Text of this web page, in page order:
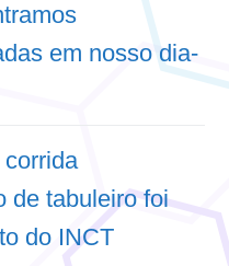
em nosso dia-
de tabuleiro foi
do INCT